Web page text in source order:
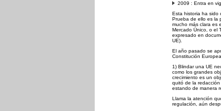
2009 : Entra en
Esta historia ha sido
Prueba de ello es la
mucho más clara es
Mercado Único, o el
expresado en
UE).
El año pasado se
Constitución
1) Blindar una UE
como los grandes
crecimiento es un
quitó de la
estando de manera
Llama la atención
regulación, aún